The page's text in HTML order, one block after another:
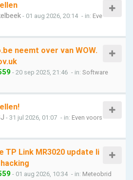
- 01 aug 2026, 20:14 - in: Eve
neemt over van WOW.
- 20 sep 2025, 21:46 - in: Software
- 31 jul 2026, 01:07 - in: Even voors
TP Link MR3020 update li
- 01 aug 2026, 10:34 - in: Meteobrid